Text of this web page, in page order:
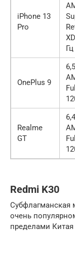
iPhone 13
Pro
Гц
OnePlus 9
Realme
GT
Redmi K30
Субфлагманская
очень
пределами Китая